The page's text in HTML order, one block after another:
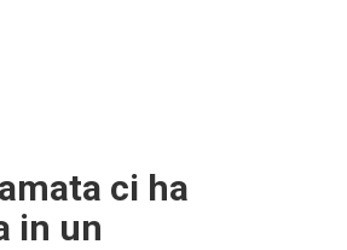
ci ha
in un